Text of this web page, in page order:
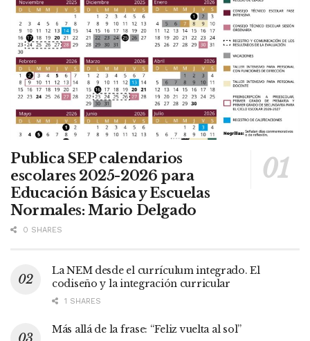
Publica SEP calendarios
escolares 2025-2026 para
Educación Básica y Escuelas
Normales: Mario Delgado
0 SHARES
La NEM desde el currículum integrado. El
codiseño y la integración curricular
1 SHARES
Más allá de la frase: “Feliz vuelta al sol”